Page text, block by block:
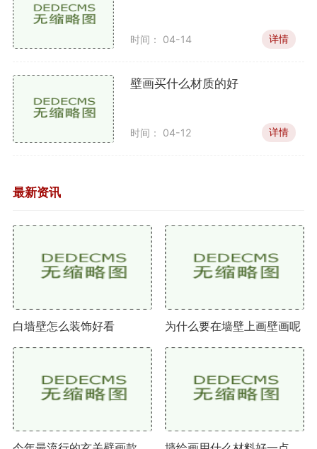
料。
喷漆：喷漆是一种非常流行的墙绘材料，适合快速
求较高，需要使用喷枪和防护设备。
粉彩和水彩：虽然这些材料主要用于纸张等平面作
品，但也可以在墙面上进行实验，创造出独特的效果。
辅助材料
底漆：在墙面绘制之前，使用底漆可以增强颜料的
附着力，避免颜料渗透。底漆可以是白色或透明的，通
常选择与最终颜色相近的底漆以提高覆盖效果。
清漆：清漆是一种保护层，能够防止墙绘被刮擦或
响，延长墙绘的使用寿命。
胶带：使用胶带可以帮助定义边界，保持线条整
齐。在绘制过程中，可以使用画家胶带来遮挡不需要涂
刷的区域，确保图案的干净利落。
喷瓶：喷瓶可以用来混合水和颜料，调节颜料的稠
时间： 04-14 详情
壁画买什么材质的好
时间： 04-12 详情
最新资讯
白墙壁怎么装饰好看 为什么要在墙壁上画壁画呢